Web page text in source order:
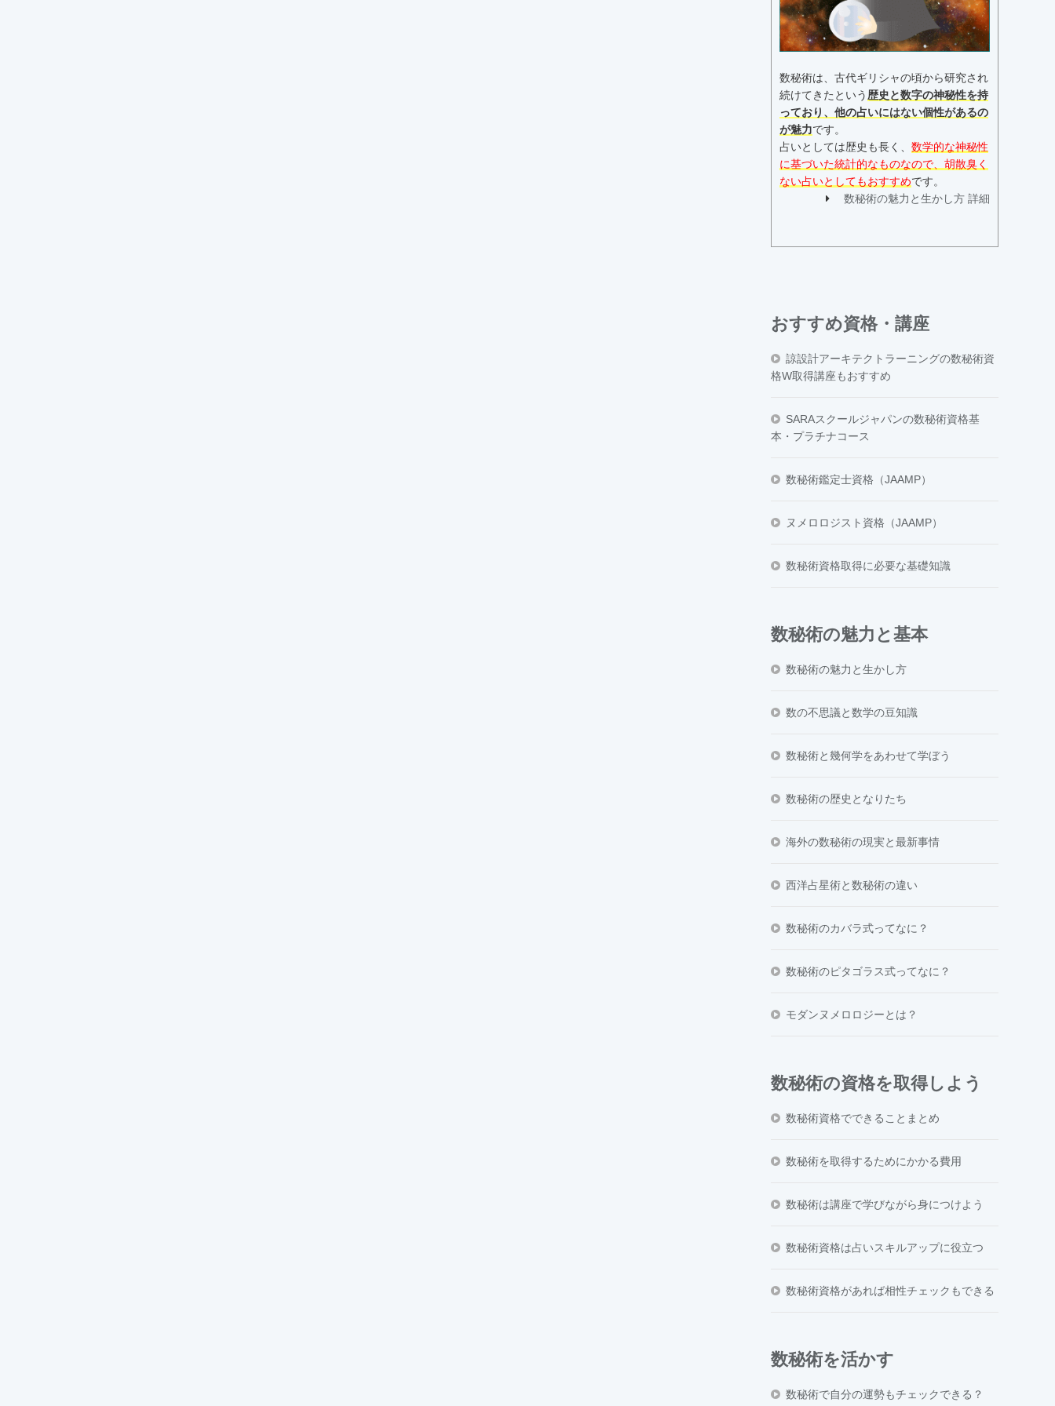
数秘術は、古代ギリシャの頃から研究され
続けてきたという 歴史と数字の神秘性を持
っており、他の占いにはない個性があるの
が魅力です。
占いとしては歴史も長く、 数学的な神秘性
に基づいた統計的なものなので、胡散臭く
ない占いとしてもおすすめです。
数秘術の魅力と生かし方 詳細
おすすめ資格・講座
諒設計アーキテクトラーニングの数秘術資
格W取得講座もおすすめ
SARAスクールジャパンの数秘術資格基
本・プラチナコース
数秘術鑑定士資格（JAAMP）
ヌメロロジスト資格（JAAMP）
数秘術資格取得に必要な基礎知識
数秘術の魅力と基本
数秘術の魅力と生かし方
数の不思議と数学の豆知識
数秘術と幾何学をあわせて学ぼう
数秘術の歴史となりたち
海外の数秘術の現実と最新事情
西洋占星術と数秘術の違い
数秘術のカバラ式ってなに？
数秘術のピタゴラス式ってなに？
モダンヌメロロジーとは？
数秘術の資格を取得しよう
数秘術資格でできることまとめ
数秘術を取得するためにかかる費用
数秘術は講座で学びながら身につけよう
数秘術資格は占いスキルアップに役立つ
数秘術資格があれば相性チェックもできる
数秘術を活かす
数秘術で自分の運勢もチェックできる？